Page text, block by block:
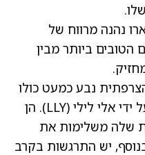
2026, היקארו נהנה מרווח של
הטובים ביותר מבין
נבע כמעט כולו
אלי לילי (LLY).
הן
שלה משלימות את
יש התרגשות בקרב